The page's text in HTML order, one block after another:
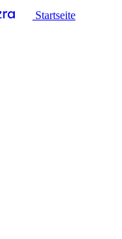
Startseite